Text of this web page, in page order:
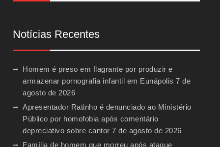
Notícias Recentes
Homem é preso em flagrante por produzir e
armazenar pornografia infantil em Eunápolis 7 de
agosto de 2026
Apresentador Ratinho é denunciado ao Ministério
Público por homofobia após comentário
depreciativo sobre cantor 7 de agosto de 2026
Família de homem que morreu após ataque